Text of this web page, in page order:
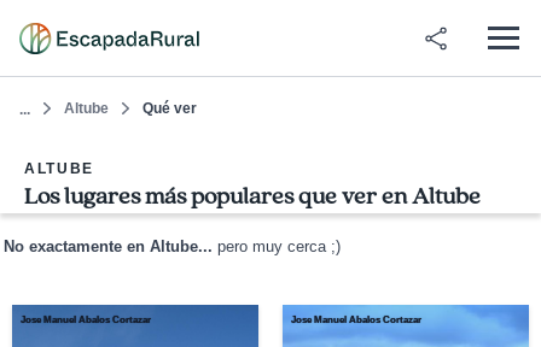
... Altube Qué ver
ALTUBE
Los lugares más populares que ver en Altube
No exactamente en Altube... pero muy cerca ;)
Jose Manuel Abalos Cortazar Jose Manuel Abalos Cortazar